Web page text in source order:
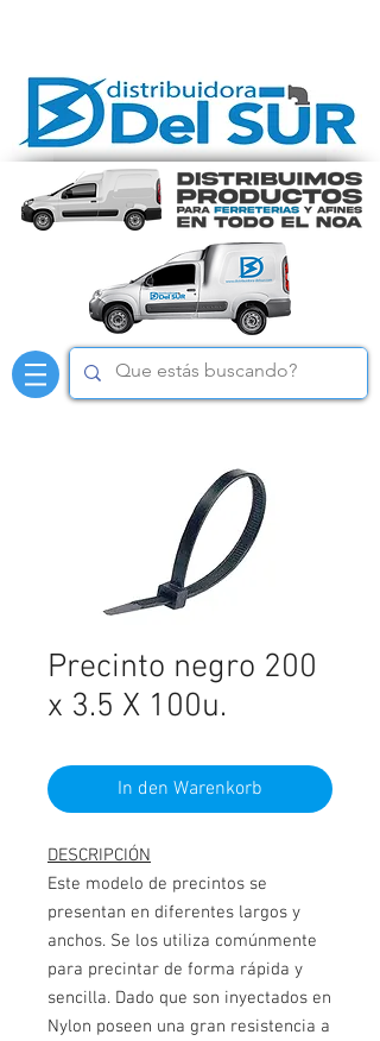
Precinto negro 200
x 3.5 X 100u.
In den Warenkorb
DESCRIPCIÓN
Este modelo de precintos se
presentan en diferentes largos y
anchos. Se los utiliza comúnmente
para precintar de forma rápida y
sencilla. Dado que son inyectados en
Nylon poseen una gran resistencia a